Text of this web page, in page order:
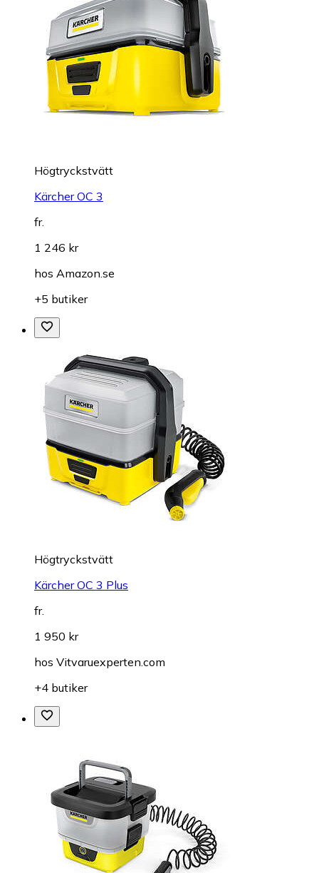
Högtryckstvätt
Kärcher OC 3
fr.
1 246 kr
hos Amazon.se
+5 butiker
Högtryckstvätt
Kärcher OC 3 Plus
fr.
1 950 kr
hos Vitvaruexperten.com
+4 butiker